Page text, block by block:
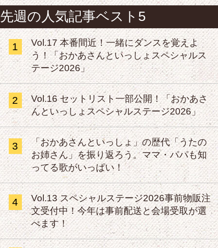
先週の人気記事ベスト5
1
Vol.17 本番間近！一緒にダンスを覚えよ
う！「おかあさんといっしょスペシャルス
テージ2026」
2
Vol.16 セットリスト一部公開！「おかあさ
んといっしょスペシャルステージ2026」
3
「おかあさんといっしょ」の歴代「うたの
お姉さん」を振り返ろう。ママ・パパも知
ってる歌がいっぱい！
4
Vol.13 スペシャルステージ2026事前物販注
文受付中！今年は事前配送と会場受取が選
べます！